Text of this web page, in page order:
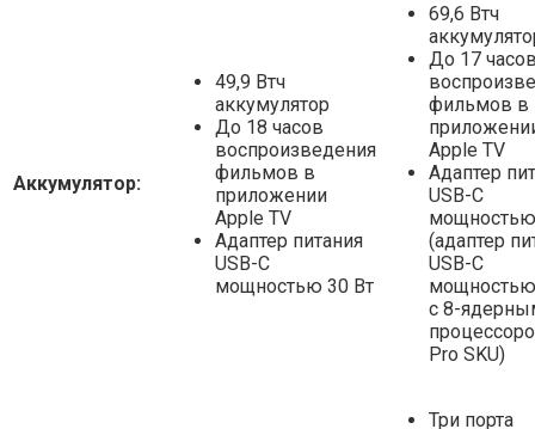
Аккумулятор:
49,9 Втч
аккумулятор
До 18 часов
воспроизведения
фильмов в
приложении
Apple TV
Адаптер питания
USB-C
мощностью 30 Вт
69,6 Втч
До 17
фильмов в
Apple TV
Адаптер
USB-C
(адаптер
USB-C
с 8-
Pro SKU)
Три порта